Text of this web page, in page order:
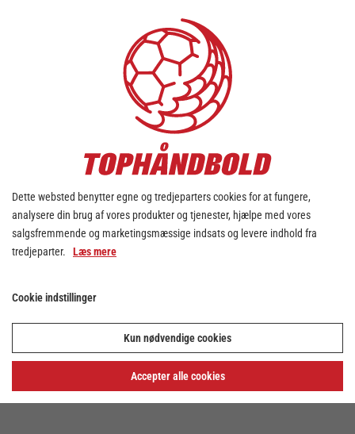
Dette websted benytter egne og tredjeparters cookies for at fungere,
analysere din brug af vores produkter og tjenester, hjælpe med vores
salgsfremmende og marketingsmæssige indsats og levere indhold fra
tredjeparter. Læs mere
Cookie indstillinger
Kun nødvendige cookies
Accepter alle cookies